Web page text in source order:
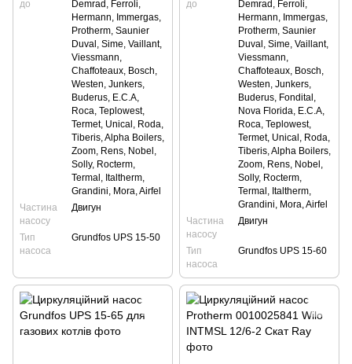
до
Demrad, Ferroli,
Hermann, Immergas,
Protherm, Saunier
Duval, Sime, Vaillant,
Viessmann,
Сhaffoteaux, Bosch,
Westen, Junkers,
Buderus, E.C.A,
Roca, Teplowest,
Termet, Unical, Roda,
Tiberis, Alpha Boilers,
Zoom, Rens, Nobel,
Solly, Rocterm,
Termal, Italtherm,
Grandini, Mora, Airfel
Частина
насосу
Двигун
Тип
насоса
Grundfos UPS 15-50
до
Demrad, Ferroli,
Hermann, Immergas,
Protherm, Saunier
Duval, Sime, Vaillant,
Viessmann,
Сhaffoteaux, Bosch,
Westen, Junkers,
Buderus, Fondital,
Nova Florida, E.C.A,
Roca, Teplowest,
Termet, Unical, Roda,
Tiberis, Alpha Boilers,
Zoom, Rens, Nobel,
Solly, Rocterm,
Termal, Italtherm,
Grandini, Mora, Airfel
Частина
насосу
Двигун
Тип
насоса
Grundfos UPS 15-60